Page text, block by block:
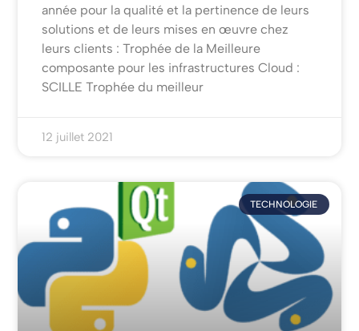
année pour la qualité et la pertinence de leurs
solutions et de leurs mises en œuvre chez
leurs clients : Trophée de la Meilleure
composante pour les infrastructures Cloud :
SCILLE Trophée du meilleur
12 juillet 2021
TECHNOLOGIE